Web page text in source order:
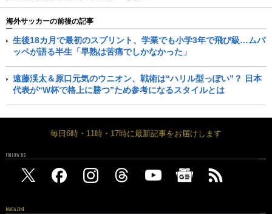
海外サッカーの前後の記事
生後18カ月で最初のスプリント、学業でも小学3年で飛び級…ムバ
ッペが語る半生「早熟は苦痛でしかなかった」
遠藤渓太＆原口元気のウニオン、戦術は“ハリル型っぽい”？ 日本
代表が“W杯で格上に勝つ”ため参考になるスタイルとは
毎日6時・11時・17時に最新記事をお届けします
FOLLOW US
MAGAZINE